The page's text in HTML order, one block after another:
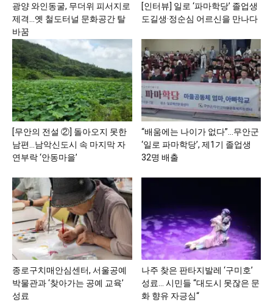
광양 와인동굴, 무더위 피서지로
제격…옛 철도터널 문화공간 탈
바꿈
[인터뷰] 일로 ‘파마학당’ 졸업생
도길생·정순심 어르신을 만나다
[무안의 전설 ②] 돌아오지 못한
남편…남악신도시 속 마지막 자
연부락 ‘안동마을’
“배움에는 나이가 없다”…무안군
‘일로 파마학당’, 제1기 졸업생
32명 배출
종로구치매안심센터, 서울공예
박물관과 ‘찾아가는 공예 교육’
성료
나주 찾은 판타지발레 ‘구미호’
성료… 시민들 “대도시 못잖은 문
화 향유 자긍심“